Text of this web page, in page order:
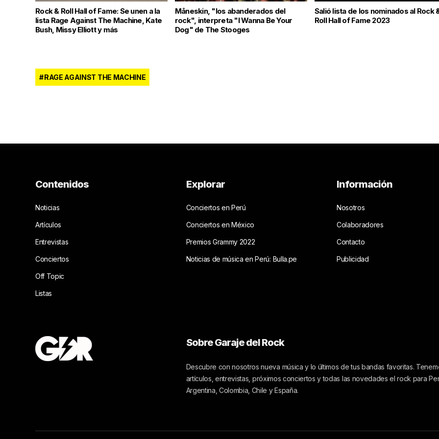
Rock & Roll Hall of Fame: Se unen a la
lista Rage Against The Machine, Kate
Bush, Missy Elliott y más
Måneskin, "los abanderados del
rock", interpreta "I Wanna Be Your
Dog" de The Stooges
Salió lista de los nominados al Rock
Roll Hall of Fame 2023
RAGE AGAINST THE MACHINE
Contenidos
Noticias
Artículos
Entrevistas
Conciertos
Off Topic
Listas
Explorar
Conciertos en Perú
Conciertos en México
Premios Grammy 2022
Noticias de música en Perú: Bulla.pe
Información
Nosotros
Colaboradores
Contacto
Publicidad
Sobre Garaje del Rock
Descubre con nosotros nueva música y lo últimos de tus bandas favoritas.
artículos, entrevistas, próximos conciertos y todas las novedades el rock para
Argentina, Colombia, Chile y España.